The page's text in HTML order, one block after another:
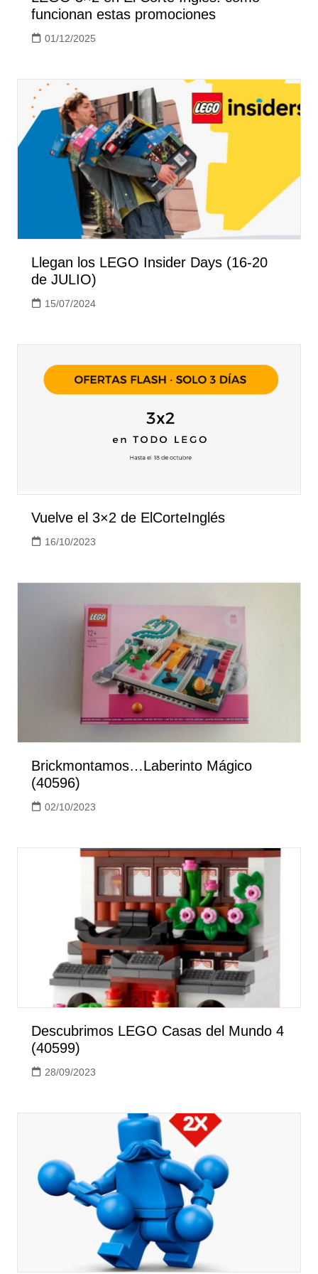
funcionan estas promociones
01/12/2025
Llegan los LEGO Insider Days (16-20
de JULIO)
15/07/2024
Vuelve el 3×2 de ElCorteInglés
16/10/2023
Brickmontamos…Laberinto Mágico
(40596)
02/10/2023
Descubrimos LEGO Casas del Mundo 4
(40599)
28/09/2023